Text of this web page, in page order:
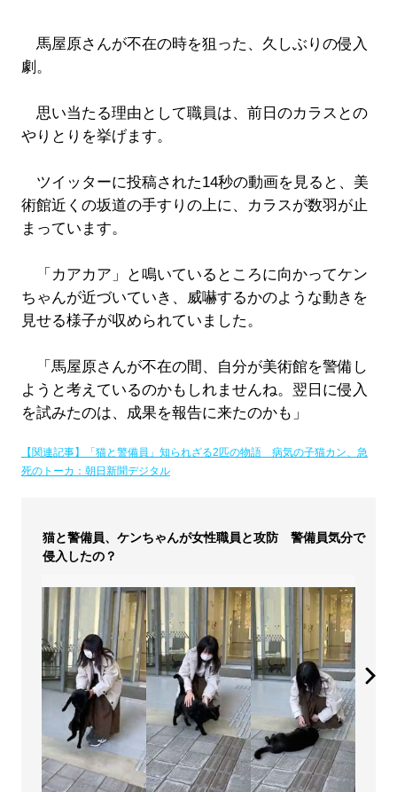
馬屋原さんが不在の時を狙った、久しぶりの侵入
劇。
思い当たる理由として職員は、前日のカラスとの
やりとりを挙げます。
ツイッターに投稿された14秒の動画を見ると、美
術館近くの坂道の手すりの上に、カラスが数羽が止
まっています。
「カアカア」と鳴いているところに向かってケン
ちゃんが近づいていき、威嚇するかのような動きを
見せる様子が収められていました。
「馬屋原さんが不在の間、自分が美術館を警備し
ようと考えているのかもしれませんね。翌日に侵入
を試みたのは、成果を報告に来たのかも」
【関連記事】「猫と警備員」知られざる2匹の物語 病気の子猫カン、急
死のトーカ：朝日新聞デジタル
猫と警備員、ケンちゃんが女性職員と攻防 警備員気分で
侵入したの？